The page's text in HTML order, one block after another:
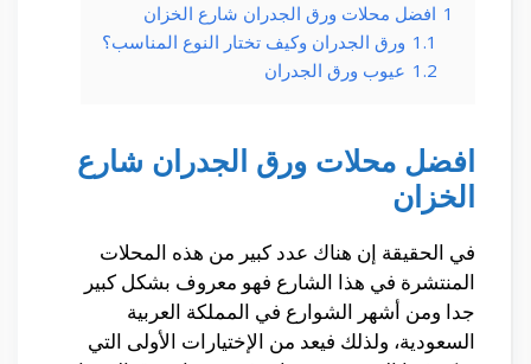
1 افضل محلات ورق الجدران شارع الخزان
1.1 ورق الجدران وكيف تختار النوع المناسب؟
1.2 عيوب ورق الجدران
افضل محلات ورق الجدران شارع
الخزان
في الحقيقة إن هناك عدد كبير من هذه المحلات
المنتشرة في هذا الشارع فهو معروف بشكل كبير
جدا ومن أشهر الشوارع في المملكة العربية
السعودية، ولذلك فيعد من الإختيارات الأولى التي